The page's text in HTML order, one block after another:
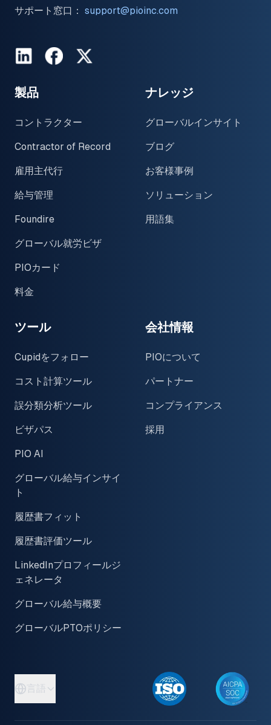
サポート窓口： support@pioinc.com
LinkedInFacebookTwitter
製品
コントラクター
Contractor of Record
雇用主代行
給与管理
Foundire
グローバル就労ビザ
PIOカード
料金
ナレッジ
グローバルインサイト
ブログ
お客様事例
ソリューション
用語集
ツール
Cupidをフォロー
コスト計算ツール
誤分類分析ツール
ビザパス
PIO AI
グローバル給与インサイ
ト
履歴書フィット
履歴書評価ツール
LinkedInプロフィールジ
ェネレータ
グローバル給与概要
グローバルPTOポリシー
会社情報
PIOについて
パートナー
コンプライアンス
採用
言語